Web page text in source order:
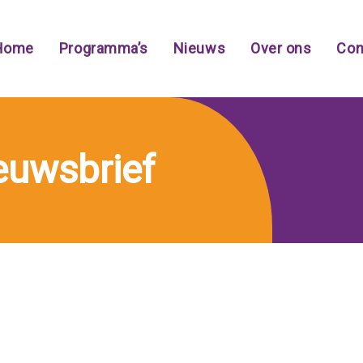
Programma’s Nieuws Over ons